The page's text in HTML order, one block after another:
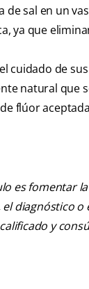
de sal en un
ya que
cuidado de
natural que
flúor
es fomentar
diagnóstico
y